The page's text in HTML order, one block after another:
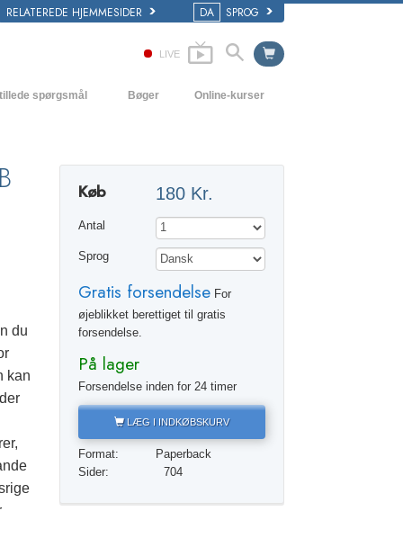
RELATEREDE HJEMMESIDER DA SPROG
LIVE
spørgsmål
organisationerne
Bøger
Lydbøger
Introducerende foredrag
Online-kurser
Tilværelsens dynamikker
Forståelse
Løsninger til hjælp mod de farlige
Integritet og ærlighed
Følelsernes toneskala
Løsningen på stoffer
Børn
du
kan
Køb 180 Kr.
Antal
Sprog
Gratis forsendelseFor
øjeblikket berettiget til gratis
forsendelse.
På lager
Forsendelse inden for 24 timer
LÆG I INDKØBSKURV
Format:
Paperback
Sider:
704